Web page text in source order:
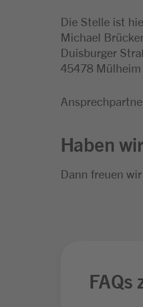
Die Stelle ist
Michael
Duisburger
45478 Mülheim
Haben
Dann freuen
FAQs